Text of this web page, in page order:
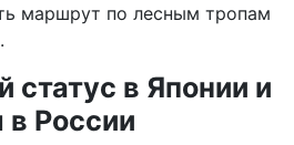
маршрут по лесным тропам
в Японии и
России